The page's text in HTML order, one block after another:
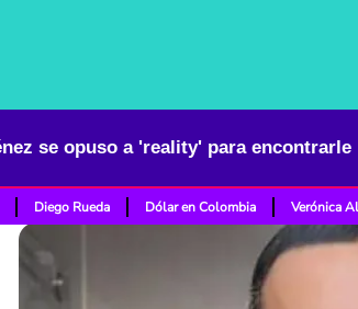
Diego Rueda Dólar en Colombia Verónica